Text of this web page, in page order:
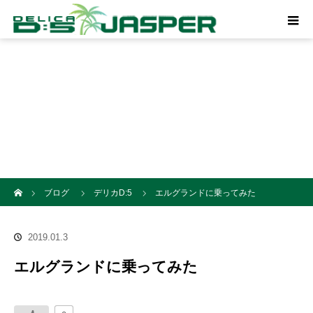
ブログ
デリカD:5 エルグランドに乗ってみた
2019.01.3
エルグランドに乗ってみた